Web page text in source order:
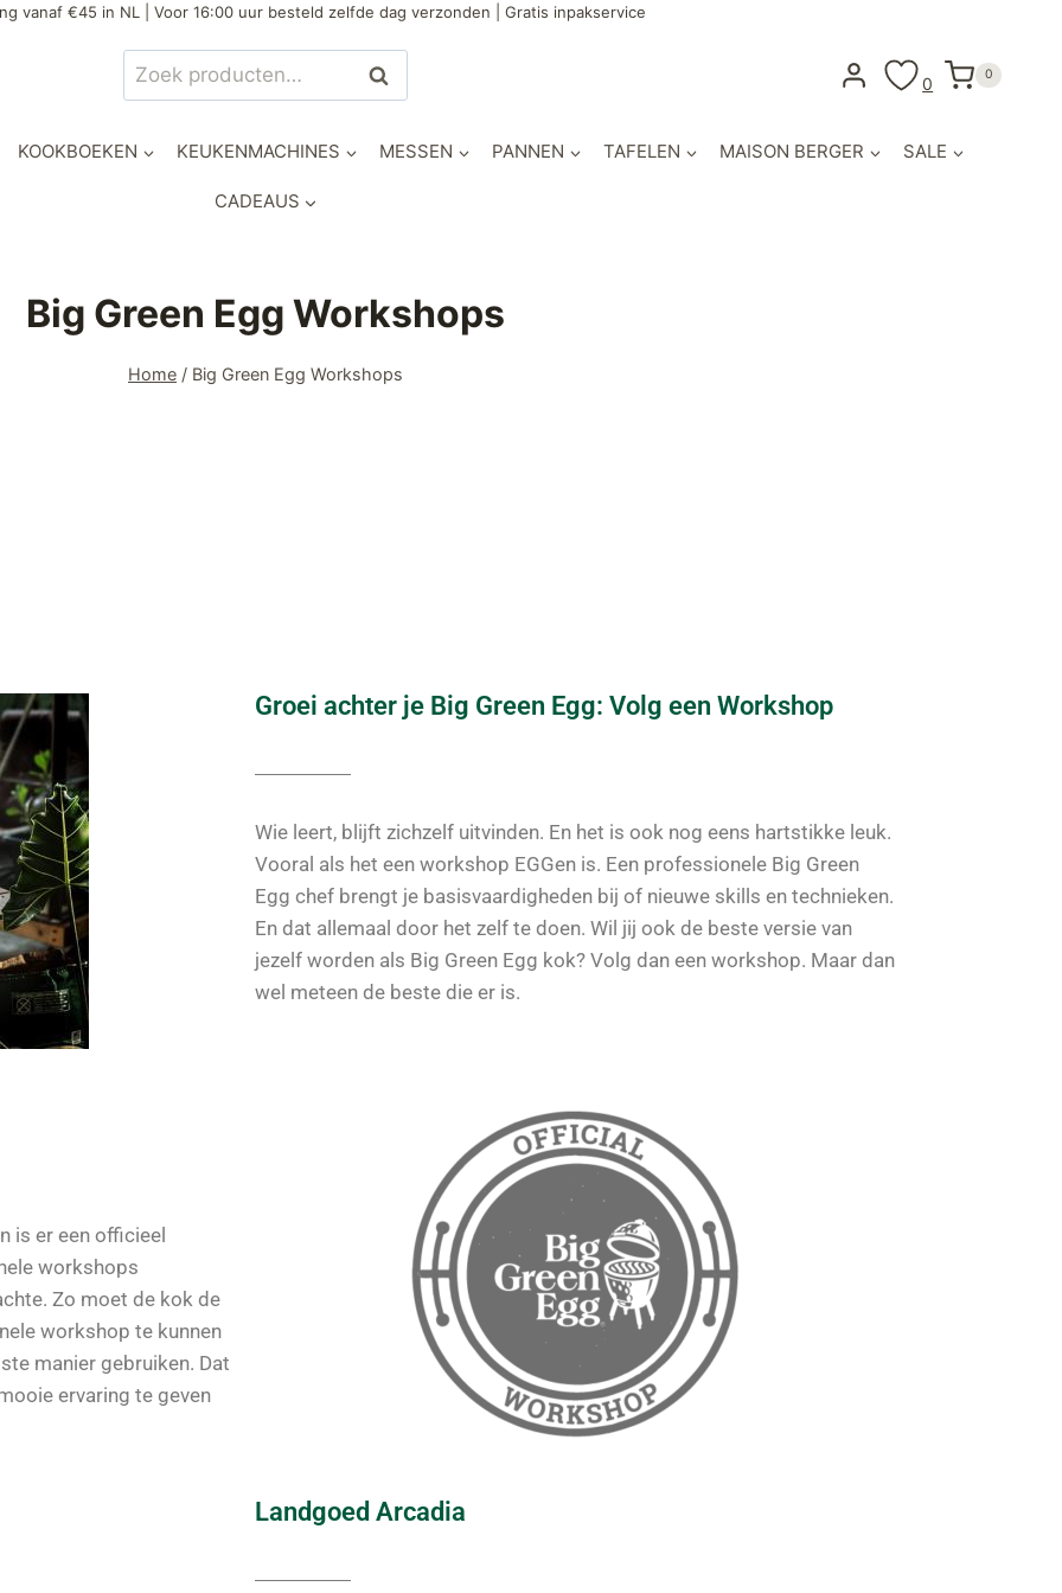
vanaf €45 in NL | Voor 16:00 uur besteld zelfde dag verzonden | Gratis inpakservice
Zoeken 0 0
KOOKBOEKEN KEUKENMACHINES MESSEN PANNEN TAFELEN MAISON BERGER SALE
CADEAUS
Big Green Egg Workshops
Home / Big Green Egg Workshops
Groei achter je Big Green Egg: Volg een Workshop
Wie leert, blijft zichzelf uitvinden. En het is ook nog eens hartstikke leuk.
Vooral als het een workshop EGGen is. Een professionele Big Green
Egg chef brengt je basisvaardigheden bij of nieuwe skills en technieken.
En dat allemaal door het zelf te doen. Wil jij ook de beste versie van
jezelf worden als Big Green Egg kok? Volg dan een workshop. Maar dan
wel meteen de beste die er is.
is er een officieel
workshops
Zo moet de kok de
workshop te kunnen
manier gebruiken. Dat
ervaring te geven
Landgoed Arcadia